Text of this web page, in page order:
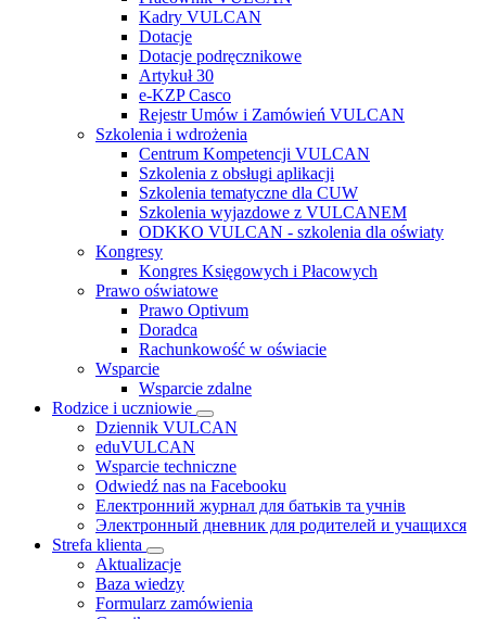
Kadry VULCAN
Dotacje
Dotacje podręcznikowe
Artykuł 30
e-KZP Casco
Rejestr Umów i Zamówień VULCAN
Szkolenia i wdrożenia
Centrum Kompetencji VULCAN
Szkolenia z obsługi aplikacji
Szkolenia tematyczne dla CUW
Szkolenia wyjazdowe z VULCANEM
ODKKO VULCAN - szkolenia dla oświaty
Kongresy
Kongres Księgowych i Płacowych
Prawo oświatowe
Prawo Optivum
Doradca
Rachunkowość w oświacie
Wsparcie
Wsparcie zdalne
Rodzice i uczniowie
Dziennik VULCAN
eduVULCAN
Wsparcie techniczne
Odwiedź nas na Facebooku
Електронний журнал для батьків та учнів
Электронный дневник для родителей и учащихся
Strefa klienta
Aktualizacje
Baza wiedzy
Formularz zamówienia